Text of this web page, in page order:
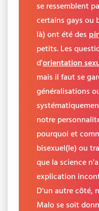
se ressemblent
certains gays ou
là) ont été des
petits. Les
d'orientation
mais il faut se
généralisations
notre
pourquoi et
bisexuel(le) ou
que la science
explication
D'un autre côté,
Malo se soit